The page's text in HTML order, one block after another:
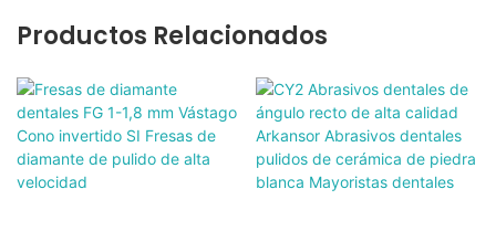
Productos Relacionados